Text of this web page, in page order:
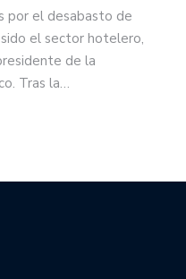
por el desabasto de
el sector hotelero,
de la
Tras la…